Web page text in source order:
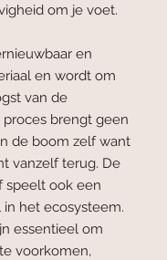
om je voet.
en
en wordt om
van de
brengt geen
de boom zelf want
vanzelf terug. De
speelt ook een
in het ecosysteem.
essentieel om
voorkomen,